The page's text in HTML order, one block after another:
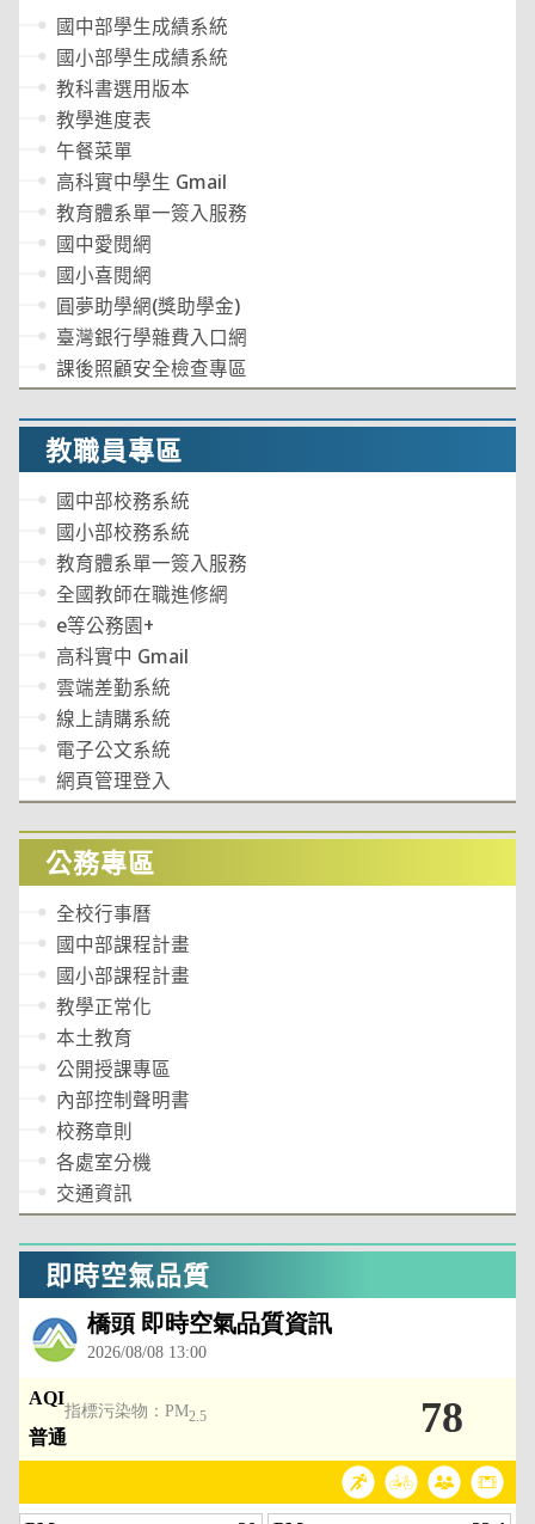
國中部學生成績系統
國小部學生成績系統
教科書選用版本
教學進度表
午餐菜單
高科實中學生 Gmail
教育體系單一簽入服務
國中愛閱網
國小喜閱網
圓夢助學網(獎助學金)
臺灣銀行學雜費入口網
課後照顧安全檢查專區
教職員專區
國中部校務系統
國小部校務系統
教育體系單一簽入服務
全國教師在職進修網
e等公務園+
高科實中 Gmail
雲端差勤系統
線上請購系統
電子公文系統
網頁管理登入
公務專區
全校行事曆
國中部課程計畫
國小部課程計畫
教學正常化
本土教育
公開授課專區
內部控制聲明書
校務章則
各處室分機
交通資訊
即時空氣品質